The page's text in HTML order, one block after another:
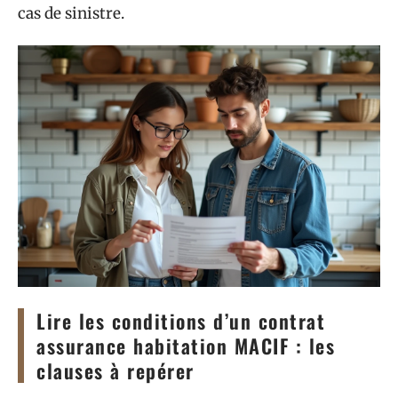
cas de sinistre.
Lire les conditions d’un contrat
assurance habitation MACIF : les
clauses à repérer